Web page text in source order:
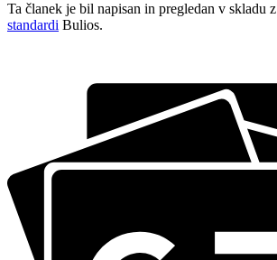
Ta članek je bil napisan in pregledan v skladu z
standardi Bulios.